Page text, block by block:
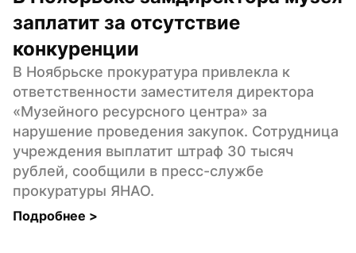
заплатит за отсутствие
конкуренции
В Ноябрьске прокуратура привлекла к
ответственности заместителя директора
«Музейного ресурсного центра» за
нарушение проведения закупок. Сотрудница
учреждения выплатит штраф 30 тысяч
рублей, сообщили в пресс-службе
прокуратуры ЯНАО.
Подробнее >